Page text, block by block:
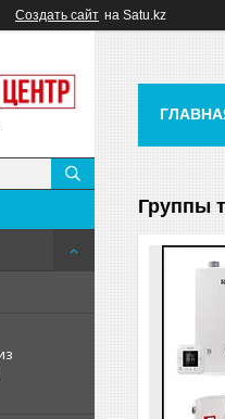
Создать сайт на Satu.kz
Группы